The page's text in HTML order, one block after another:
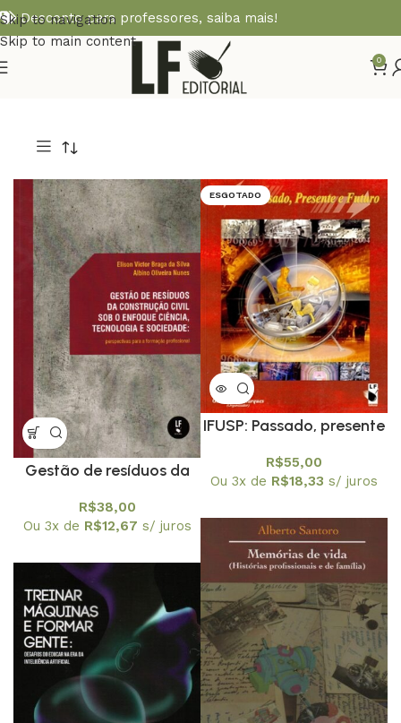
Skip to navigation
Skip to main content
Desconto para professores, saiba mais!
0
Gestão de resíduos da
enfoque ciência,
R$38,00
Ou 3x de R$12,67 s/ juros
ESGOTADO
IFUSP: Passado, presente
R$55,00
Ou 3x de R$18,33 s/ juros